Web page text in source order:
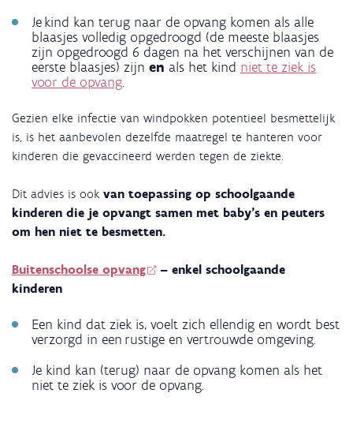
Je kind kan terug naar de opvang komen als alle
blaasjes volledig opgedroogd (de meeste blaasjes
zijn opgedroogd 6 dagen na het verschijnen van de
eerste blaasjes) zijn en als het kind niet te ziek is
voor de opvang.
Gezien elke infectie van windpokken potentieel besmettelijk
is, is het aanbevolen dezelfde maatregel te hanteren voor
kinderen die gevaccineerd werden tegen de ziekte.
Dit advies is ook van toepassing op schoolgaande
kinderen die je opvangt samen met baby's en peuters
om hen niet te besmetten.
Buitenschoolse opvang
– enkel schoolgaande
kinderen
Een kind dat ziek is, voelt zich ellendig en wordt best
verzorgd in een rustige en vertrouwde omgeving.
Je kind kan (terug) naar de opvang komen als het
niet te ziek is voor de opvang.